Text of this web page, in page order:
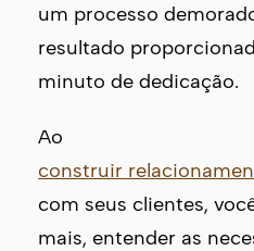
um processo
resultado
minuto de dedicação.
Ao
construir
com seus clientes,
mais, entender as